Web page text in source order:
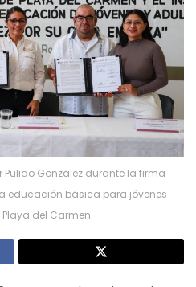
Pulido González durante la firma
educación básica para jóvenes
del Carmen.